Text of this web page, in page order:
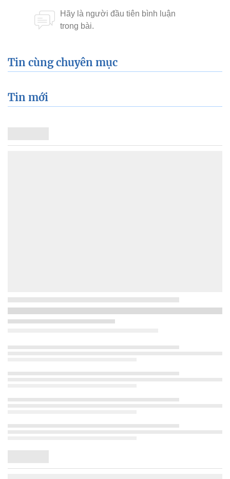
Tin cùng chuyên mục
Tin mới